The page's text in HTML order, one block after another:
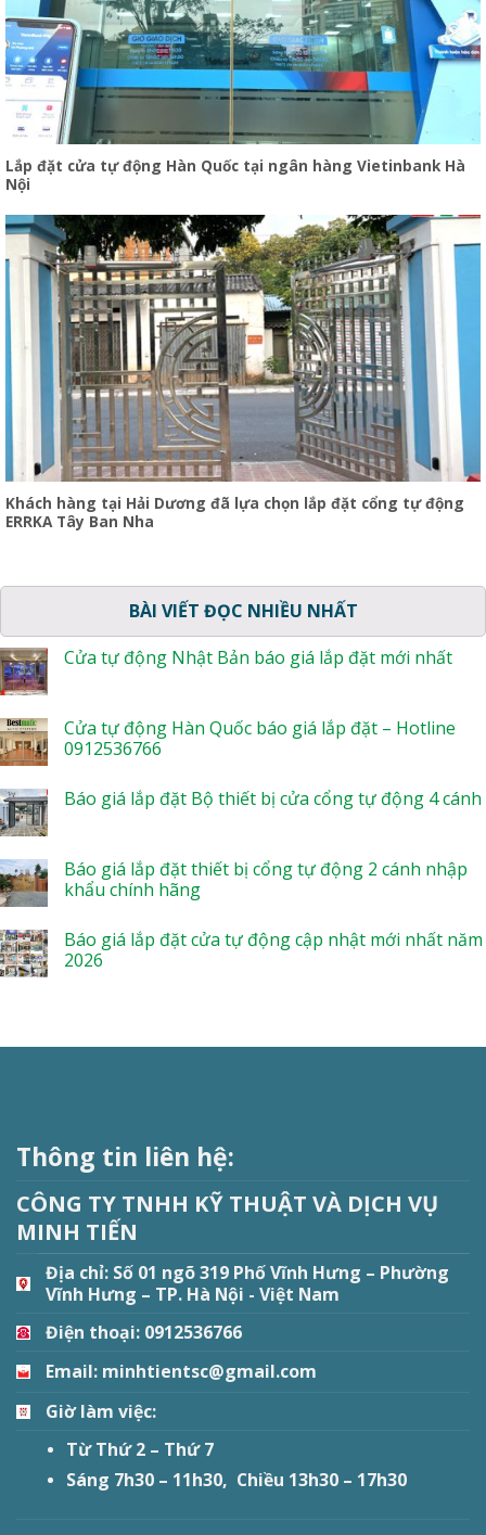
Lắp đặt cửa tự động Hàn Quốc tại ngân hàng Vietinbank Hà
Nội
Khách hàng tại Hải Dương đã lựa chọn lắp đặt cổng tự động
ERRKA Tây Ban Nha
BÀI VIẾT ĐỌC NHIỀU NHẤT
Cửa tự động Nhật Bản báo giá lắp đặt mới nhất
Cửa tự động Hàn Quốc báo giá lắp đặt – Hotline
0912536766
Báo giá lắp đặt Bộ thiết bị cửa cổng tự động 4 cánh
Báo giá lắp đặt thiết bị cổng tự động 2 cánh nhập
khẩu chính hãng
Báo giá lắp đặt cửa tự động cập nhật mới nhất năm
2026
Thông tin liên hệ:
CÔNG TY TNHH KỸ THUẬT VÀ DỊCH VỤ
MINH TIẾN
Địa chỉ: Số 01 ngõ 319 Phố Vĩnh Hưng – Phường
Vĩnh Hưng – TP. Hà Nội - Việt Nam
Điện thoại: 0912536766
Email: minhtientsc@gmail.com
Giờ làm việc:
Từ Thứ 2 – Thứ 7
Sáng 7h30 – 11h30, Chiều 13h30 – 17h30